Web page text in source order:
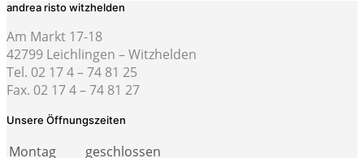
andrea risto witzhelden
Am Markt 17-18
42799 Leichlingen – Witzhelden
Tel. 02 17 4 – 74 81 25
Fax. 02 17 4 – 74 81 27
Unsere Öffnungszeiten
Montag
geschlossen